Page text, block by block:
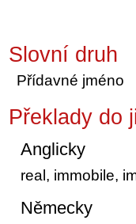
Slovní druh
Přídavné jméno
Překlady do
Anglicky
real, immobile,
Německy